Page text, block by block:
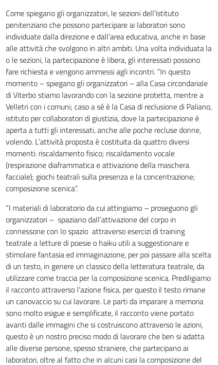
Come spiegano gli organizzatori, le sezioni dell’istituto
penitenziario che possono partecipare ai laboratori sono
individuate dalla direzione e dall’area educativa, anche in base
alle attività che svolgono in altri ambiti. Una volta individuata la
o le sezioni, la partecipazione è libera, gli interessati possono
fare richiesta e vengono ammessi agli incontri. “In questo
momento – spiegano gli organizzatori – alla Casa circondariale
di Viterbo stiamo lavorando con la sezione protetta, mentre a
Velletri con i comuni; caso a sé è la Casa di reclusione di Paliano,
istituto per collaboratori di giustizia, dove la partecipazione è
aperta a tutti gli interessati, anche alle poche recluse donne,
volendo. L’attività proposta è costituita da quattro diversi
momenti: riscaldamento fisico; riscaldamento vocale
(respirazione diaframmatica e attivazione della maschera
facciale); giochi teatrali sulla presenza e la concentrazione;
composizione scenica”.
“I materiali di laboratorio da cui attingiamo – proseguono gli
organizzatori – spaziano dall’attivazione del corpo in
connessone con lo spazio attraverso esercizi di training
teatrale a letture di poesie o haiku utili a suggestionare e
stimolare fantasia ed immaginazione, per poi passare alla scelta
di un testo, in genere un classico della letteratura teatrale, da
utilizzare come traccia per la composizione scenica. Prediligiamo
il racconto attraverso l’azione fisica, per questo il testo rimane
un canovaccio su cui lavorare. Le parti da imparare a memoria
sono molto esigue e semplificate, il racconto viene portato
avanti dalle immagini che si costruiscono attraverso le azioni,
questo è un nostro preciso modo di lavorare che ben si adatta
alle diverse persone, spesso straniere, che partecipano ai
laboratori, oltre al fatto che in alcuni casi la composizione del